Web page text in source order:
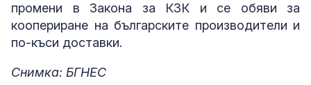
промени в Закона за КЗК и се обяви за
коопериране на българските производители и
по-къси доставки.
Снимка: БГНЕС